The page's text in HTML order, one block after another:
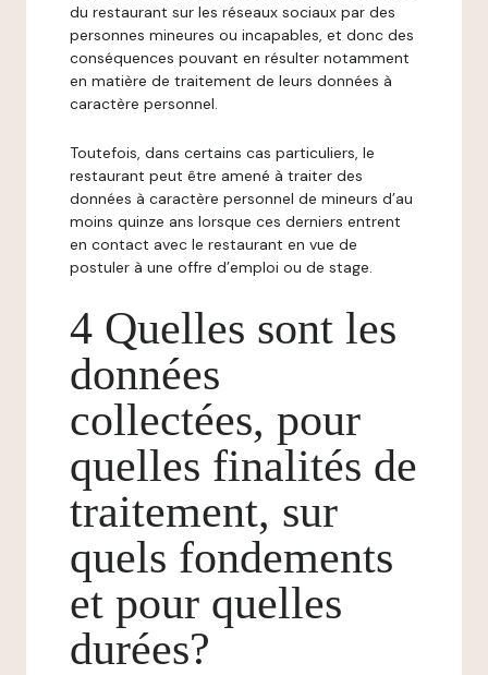
du restaurant sur les réseaux sociaux par des
personnes mineures ou incapables, et donc des
conséquences pouvant en résulter notamment
en matière de traitement de leurs données à
caractère personnel.
Toutefois, dans certains cas particuliers, le
restaurant peut être amené à traiter des
données à caractère personnel de mineurs d’au
moins quinze ans lorsque ces derniers entrent
en contact avec le restaurant en vue de
postuler à une offre d’emploi ou de stage.
4 Quelles sont les
données
collectées, pour
quelles finalités de
traitement, sur
quels fondements
et pour quelles
durées?